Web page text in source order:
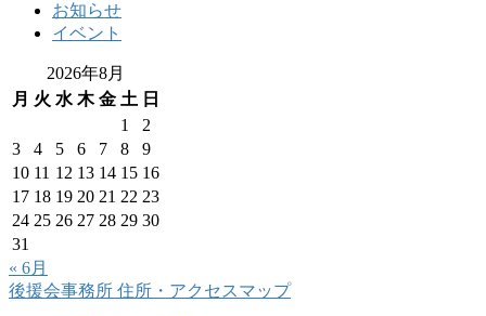
お知らせ
イベント
2026年8月
月 火 水 木 金 土 日
1
2
3
4 5 6 7 8
9
10 11 12 13 14 15 16
17 18 19 20 21 22 23
24 25 26 27 28 29 30
31
« 6月
後援会事務所 住所・アクセスマップ